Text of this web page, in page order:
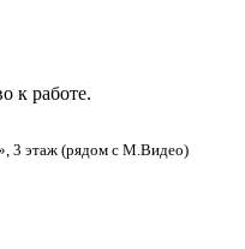
к работе.
3 этаж (рядом с М.Видео)